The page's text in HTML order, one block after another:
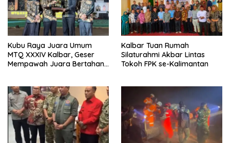
Kubu Raya Juara Umum
MTQ XXXIV Kalbar, Geser
Mempawah Juara Bertahan
Kalbar Tuan Rumah
Silaturahmi Akbar Lintas
Tokoh FPK se-Kalimantan